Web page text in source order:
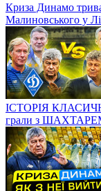
Криза Динамо
Малиновського у
ІСТОРІЯ
грали з